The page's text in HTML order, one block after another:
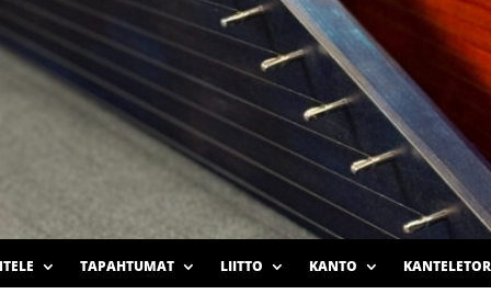
TAPAHTUMAT LIITTO KANTO